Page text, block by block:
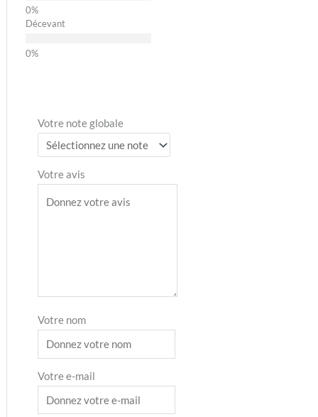
Décevant
Votre note globale
Votre avis
Votre nom
Votre e-mail